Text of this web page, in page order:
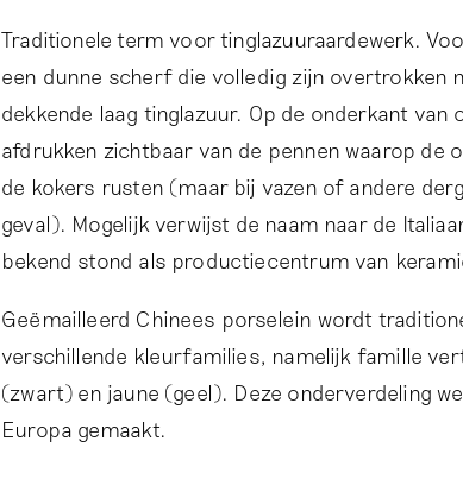
Traditionele term voor tinglazuuraardewerk.
een dunne scherf die volledig zijn overtrokken
dekkende laag tinglazuur. Op de onderkant
afdrukken zichtbaar van de pennen waarop de
de kokers rusten (maar bij vazen of andere
geval). Mogelijk verwijst de naam naar de
bekend stond als productiecentrum van
Geëmailleerd Chinees porselein wordt
verschillende kleurfamilies, namelijk famille
(zwart) en jaune (geel). Deze onderverdeling
Europa gemaakt.